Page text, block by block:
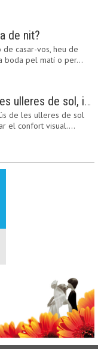
de nit?
casar-vos, heu de
boda pel matí o per…
Protecció dels ulls: les ulleres de sol, imprescindibles en una boda estiuenca
de les ulleres de sol
el confort visual.…